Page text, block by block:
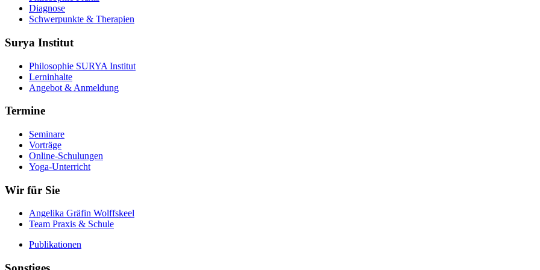
Diagnose
Schwerpunkte & Therapien
Surya Institut
Philosophie SURYA Institut
Lerninhalte
Angebot & Anmeldung
Termine
Seminare
Vorträge
Online-Schulungen
Yoga-Unterricht
Wir für Sie
Angelika Gräfin Wolffskeel
Team Praxis & Schule
Publikationen